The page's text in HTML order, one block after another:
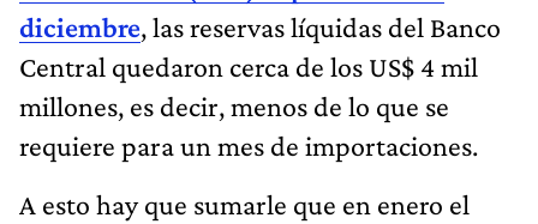
diciembre, las reservas líquidas del Banco
Central quedaron cerca de los US$ 4 mil
millones, es decir, menos de lo que se
requiere para un mes de importaciones.
A esto hay que sumarle que en enero el